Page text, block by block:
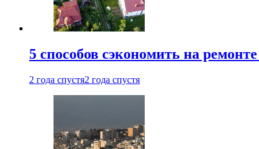
5 способов сэкономить на
2 года спустя2 года спустя